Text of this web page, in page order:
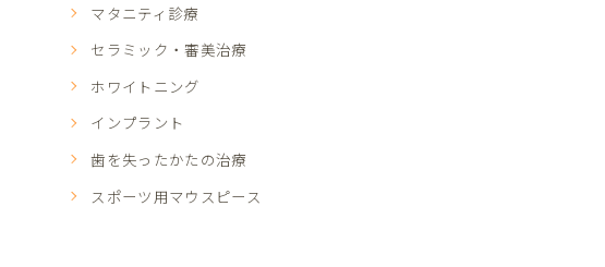
マタニティ診療
セラミック・審美治療
ホワイトニング
インプラント
歯を失ったかたの治療
スポーツ用マウスピース